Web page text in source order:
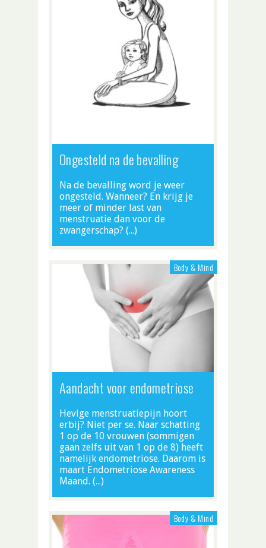
Ongesteld na de bevalling
Na de bevalling word je weer
ongesteld. Wanneer? En krijg je
meer of minder last van
menstruatie dan voor de
zwangerschap? (…)
Body & Mind
Aandacht voor endometriose
Hevige menstruatiepijn hoort
erbij? Niet per se. Naar schatting
1 op de 10 vrouwen (sommigen
gaan zelfs uit van 1 op de 8) heeft
namelijk endometriose. Daarom is
maart Endometriose Awareness
Maand. (…)
Body & Mind